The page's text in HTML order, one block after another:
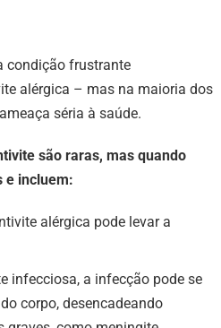
condição frustrante
alérgica – mas na maioria dos
séria à saúde.
são raras, mas quando
e incluem:
alérgica pode levar a
infecciosa, a infecção pode se
corpo, desencadeando